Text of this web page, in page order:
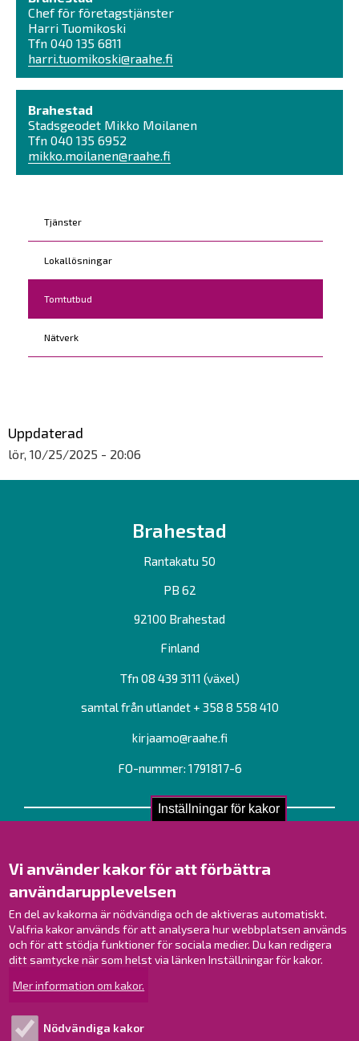
Inställningar för kakor
Vi använder kakor för att förbättra
användarupplevelsen
En del av kakorna är nödvändiga och de aktiveras automatiskt.
Valfria kakor används för att analysera hur webbplatsen används
och för att stödja funktioner för sociala medier. Du kan redigera
ditt samtycke när som helst via länken Inställningar för kakor.
Mer information om kakor.
Nödvändiga kakor
Kohderyhmät
Tjänster
Lokallösningar
Tomtutbud
Nätverk
Chef för företagstjänster
Harri Tuomikoski
Tfn 040 135 6811
harri.tuomikoski@raahe.fi
Brahestad
Stadsgeodet Mikko Moilanen
Tfn 040 135 6952
mikko.moilanen@raahe.fi
Uppdaterad
lör, 10/25/2025 - 20:06
Brahestad
Rantakatu 50
PB 62
92100 Brahestad
Finland
Tfn 08 439 3111 (växel)
samtal från utlandet + 358 8 558 410
kirjaamo@raahe.fi
FO-nummer: 1791817-6
Kontakt
Verksamhetsställen
Kontaktuppgifter till personalen
Guidekarta
Brahestad på Facebook
Brahestad på LinkedIn